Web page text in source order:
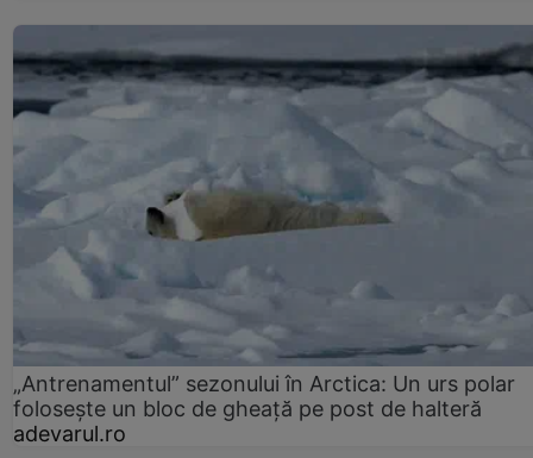
„Antrenamentul” sezonului în Arctica: Un urs polar
folosește un bloc de gheață pe post de halteră
adevarul.ro